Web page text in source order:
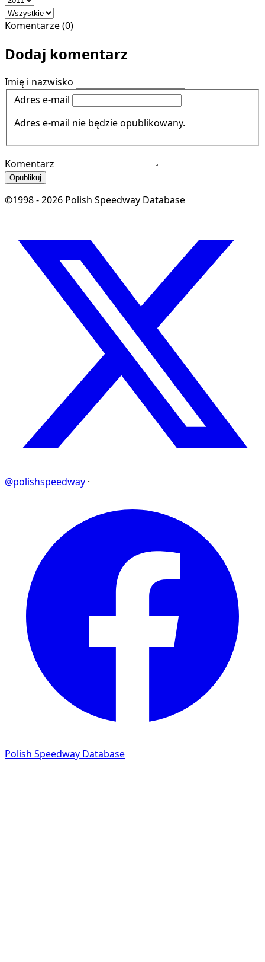
Komentarze (0)
Dodaj komentarz
Imię i nazwisko
Adres e-mail
Adres e-mail nie będzie opublikowany.
Komentarz
Opublikuj
©1998 - 2026 Polish Speedway Database
@polishspeedway ·
Polish Speedway Database